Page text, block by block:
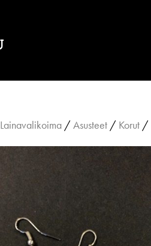
Lainavalikoima /Asusteet / Korut /